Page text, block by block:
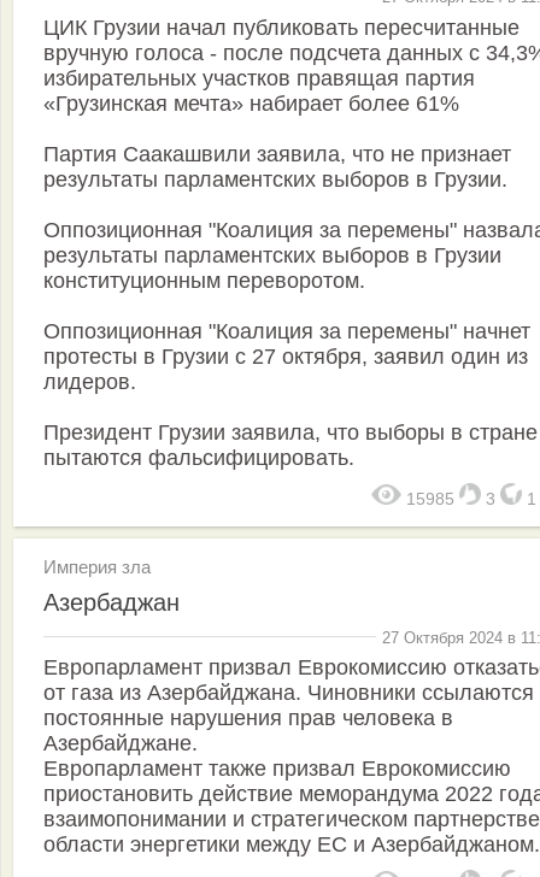
ЦИК Грузии начал публиковать пересчитанные
вручную голоса - после подсчета данных с
избирательных участков правящая партия
«Грузинская мечта» набирает более 61%
Партия Саакашвили заявила, что не признает
результаты парламентских выборов в Грузии.
Оппозиционная "Коалиция за перемены"
результаты парламентских выборов в Грузии
конституционным переворотом.
Оппозиционная "Коалиция за перемены" начнет
протесты в Грузии с 27 октября, заявил один из
лидеров.
Президент Грузии заявила, что выборы в стране
пытаются фальсифицировать.
15985 3 1
Империя зла
Азербаджан
27 Октября 2024 в
Европарламент призвал Еврокомиссию
от газа из Азербайджана. Чиновники ссылаются
постоянные нарушения прав человека в
Азербайджане.
Европарламент также призвал Еврокомиссию
приостановить действие меморандума 2022
взаимопонимании и стратегическом
области энергетики между ЕС и Азербайджаном.